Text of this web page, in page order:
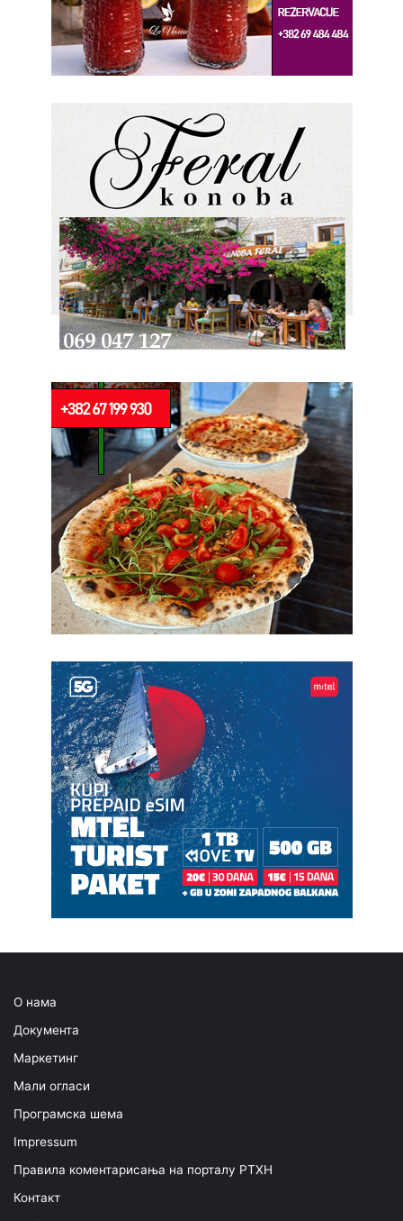
О нама
Документа
Маркетинг
Мали огласи
Програмска шема
Impressum
Правила коментарисања на порталу РТХН
Контакт